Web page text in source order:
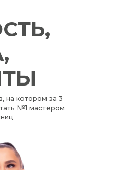
на котором за 3
№1 мастером